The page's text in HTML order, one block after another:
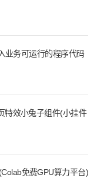
业务可运行的程序代码
特效小兔子组件(小挂件
免费GPU算力平台)